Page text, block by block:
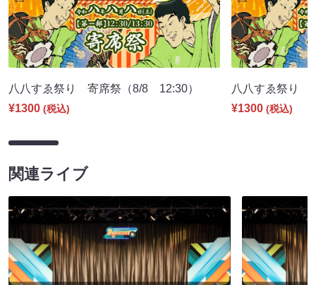
八八すゑ祭り 寄席祭（8/8 12:30）
¥1300 (税込)
八八すゑ祭り
¥1300 (税込)
関連ライブ